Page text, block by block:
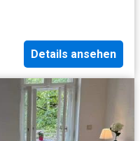
Details ansehen